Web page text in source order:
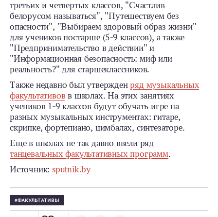
третьих и четвертых классов, "Счастлив
белорусом называться", "Путешествуем без
опасности", "Выбираем здоровый образ жизни"
для учеников постарше (5-9 классов), а также
"Предпринимательство в действии" и
"Информационная безопасность: миф или
реальность?" для старшеклассников.
Также недавно был утвержденряд музыкальных
факультативовв школах. На этих занятиях
учеников 1-9 классов будут обучать игре на
разных музыкальных инструментах: гитаре,
скрипке, фортепиано, цимбалах, синтезаторе.
Еще в школах не так давно ввели ряд
танцевальных факультативных программ.
Источник:sputnik.by
ФАКУЛЬТАТИВЫ